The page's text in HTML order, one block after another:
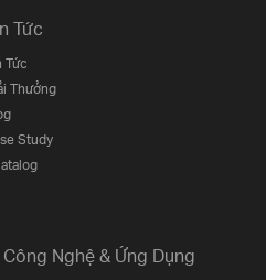
Tức
Tức
Thưởng
Study
Công Nghệ & Ứng Dụng